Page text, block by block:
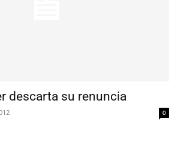
descarta su renuncia
0